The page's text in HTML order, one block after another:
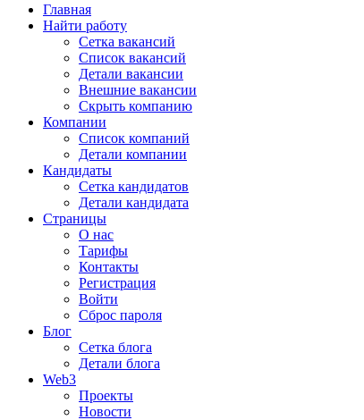
Главная
Найти работу
Сетка вакансий
Список вакансий
Детали вакансии
Внешние вакансии
Скрыть компанию
Компании
Список компаний
Детали компании
Кандидаты
Сетка кандидатов
Детали кандидата
Страницы
О нас
Тарифы
Контакты
Регистрация
Войти
Сброс пароля
Блог
Сетка блога
Детали блога
Web3
Проекты
Новости